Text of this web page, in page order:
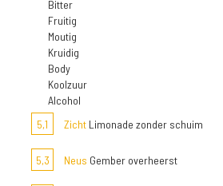
Bitter
Fruitig
Moutig
Kruidig
Body
Koolzuur
Alcohol
5,1
Zicht Limonade zonder schuim
5,3 Neus Gember overheerst